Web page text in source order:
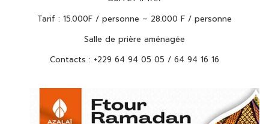
Tarif : 15.000F / personne – 28.000 F / personne
Salle de prière aménagée
Contacts : +229 64 94 05 05 / 64 94 16 16